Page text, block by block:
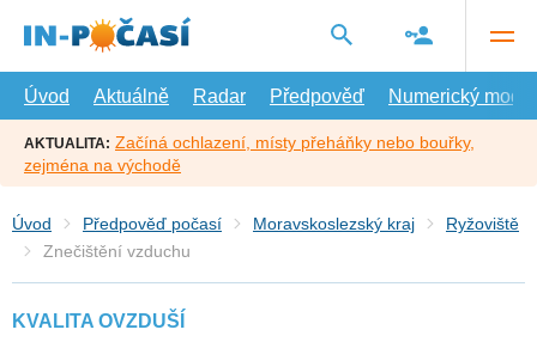
hlavní
Úvod
Aktuálně Radar Předpověď Numerický model
AKTUALITA: Začíná ochlazení, místy přeháňky nebo bouřky,
zejména na východě
Úvod Předpověď počasí Moravskoslezský kraj
Ryžoviště
Znečištění vzduchu
KVALITA OVZDUŠÍ